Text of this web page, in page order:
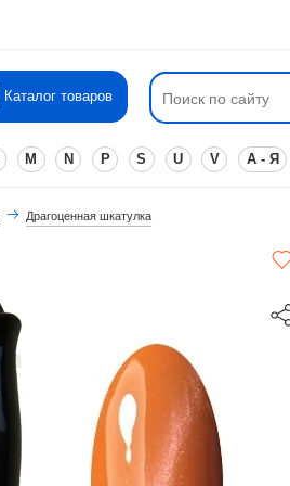
Каталог товаров
M N P S U V А - Я
Драгоценная шкатулка